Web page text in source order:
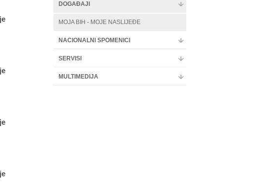
DOGAĐAJI
MOJA BIH - MOJE NASLIJEĐE
NACIONALNI SPOMENICI
SERVISI
MULTIMEDIJA